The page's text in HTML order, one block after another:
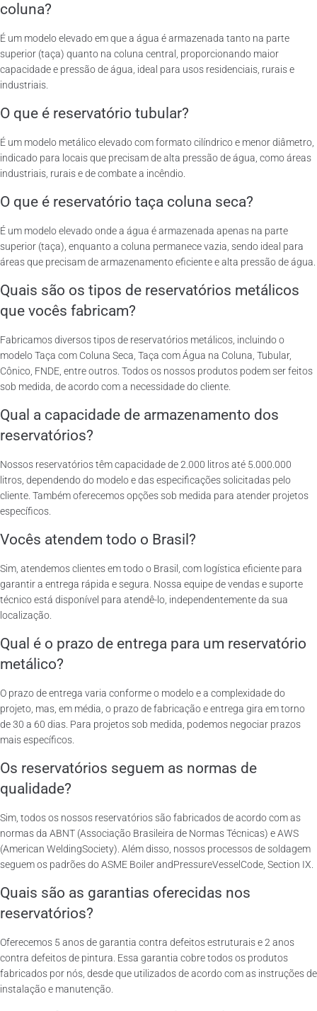
coluna?
É um modelo elevado em que a água é armazenada tanto na parte
superior (taça) quanto na coluna central, proporcionando maior
capacidade e pressão de água, ideal para usos residenciais, rurais e
industriais.
O que é reservatório tubular?
É um modelo metálico elevado com formato cilíndrico e menor diâmetro,
indicado para locais que precisam de alta pressão de água, como áreas
industriais, rurais e de combate a incêndio.
O que é reservatório taça coluna seca?
É um modelo elevado onde a água é armazenada apenas na parte
superior (taça), enquanto a coluna permanece vazia, sendo ideal para
áreas que precisam de armazenamento eficiente e alta pressão de água.
Quais são os tipos de reservatórios metálicos
que vocês fabricam?
Fabricamos diversos tipos de reservatórios metálicos, incluindo o
modelo Taça com Coluna Seca, Taça com Água na Coluna, Tubular,
Cônico, FNDE, entre outros. Todos os nossos produtos podem ser feitos
sob medida, de acordo com a necessidade do cliente.
Qual a capacidade de armazenamento dos
reservatórios?
Nossos reservatórios têm capacidade de 2.000 litros até 5.000.000
litros, dependendo do modelo e das especificações solicitadas pelo
cliente. Também oferecemos opções sob medida para atender projetos
específicos.
Vocês atendem todo o Brasil?
Sim, atendemos clientes em todo o Brasil, com logística eficiente para
garantir a entrega rápida e segura. Nossa equipe de vendas e suporte
técnico está disponível para atendê-lo, independentemente da sua
localização.
Qual é o prazo de entrega para um reservatório
metálico?
O prazo de entrega varia conforme o modelo e a complexidade do
projeto, mas, em média, o prazo de fabricação e entrega gira em torno
de 30 a 60 dias. Para projetos sob medida, podemos negociar prazos
mais específicos.
Os reservatórios seguem as normas de
qualidade?
Sim, todos os nossos reservatórios são fabricados de acordo com as
normas da ABNT (Associação Brasileira de Normas Técnicas) e AWS
(American WeldingSociety). Além disso, nossos processos de soldagem
seguem os padrões do ASME Boiler andPressureVesselCode, Section IX.
Quais são as garantias oferecidas nos
reservatórios?
Oferecemos 5 anos de garantia contra defeitos estruturais e 2 anos
contra defeitos de pintura. Essa garantia cobre todos os produtos
fabricados por nós, desde que utilizados de acordo com as instruções de
instalação e manutenção.